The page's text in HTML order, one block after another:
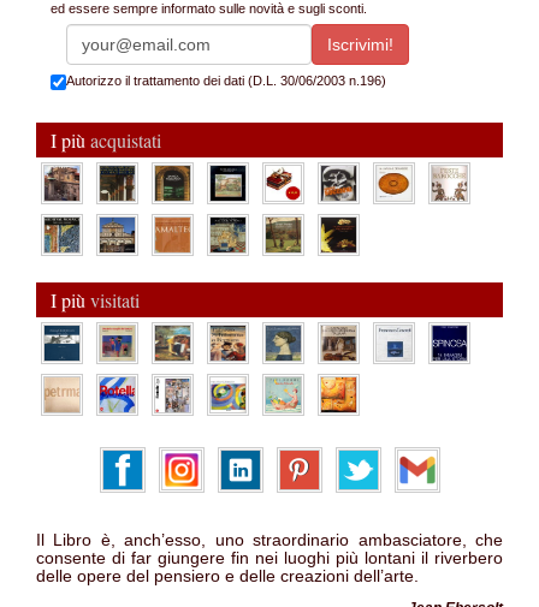
ed essere sempre informato sulle novità e sugli sconti.
Autorizzo il trattamento dei dati (D.L. 30/06/2003 n.196)
I più acquistati
I più visitati
Il Libro è, anch’esso, uno straordinario ambasciatore, che
consente di far giungere fin nei luoghi più lontani il riverbero
delle opere del pensiero e delle creazioni dell’arte.